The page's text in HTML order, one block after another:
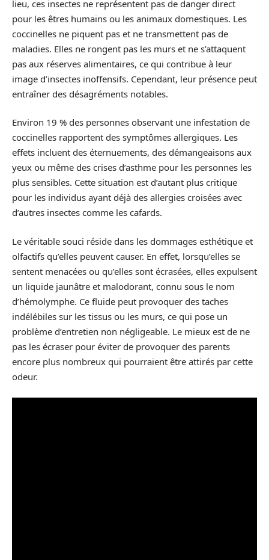
lieu, ces insectes ne représentent pas de danger direct
pour les êtres humains ou les animaux domestiques. Les
coccinelles ne piquent pas et ne transmettent pas de
maladies. Elles ne rongent pas les murs et ne s’attaquent
pas aux réserves alimentaires, ce qui contribue à leur
image d’insectes inoffensifs. Cependant, leur présence peut
entraîner des désagréments notables.
Environ 19 % des personnes observant une infestation de
coccinelles rapportent des symptômes allergiques. Les
effets incluent des éternuements, des démangeaisons aux
yeux ou même des crises d’asthme pour les personnes les
plus sensibles. Cette situation est d’autant plus critique
pour les individus ayant déjà des allergies croisées avec
d’autres insectes comme les cafards.
Le véritable souci réside dans les dommages esthétique et
olfactifs qu’elles peuvent causer. En effet, lorsqu’elles se
sentent menacées ou qu’elles sont écrasées, elles expulsent
un liquide jaunâtre et malodorant, connu sous le nom
d’hémolymphe. Ce fluide peut provoquer des taches
indélébiles sur les tissus ou les murs, ce qui pose un
problème d’entretien non négligeable. Le mieux est de ne
pas les écraser pour éviter de provoquer des parents
encore plus nombreux qui pourraient être attirés par cette
odeur.